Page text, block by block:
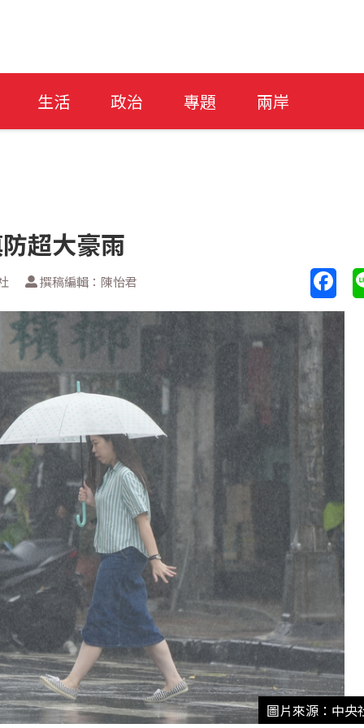
生活 政治 專題 兩岸
超大豪雨
撰稿編輯：陳怡君
圖片來源：中央